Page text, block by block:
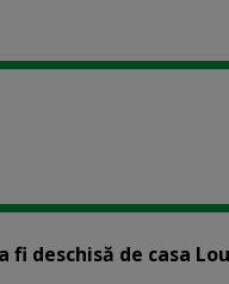
fi deschisă de casa